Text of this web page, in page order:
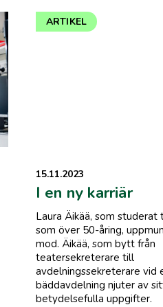
ARTIKEL
15.11.2023
I en ny karriär
Laura Äikää, som
som över 50-åring,
mod. Äikää, som bytt från
teatersekreterare till
avdelningssekreterare vid
bäddavdelning njuter av
betydelsefulla uppgifter.